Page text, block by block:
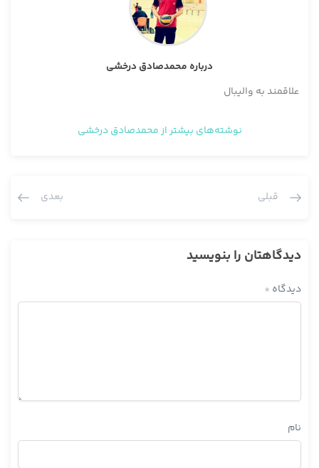
درباره محمدصادق درخشی
علاقمند به والیبال
نوشته‌های بیشتر از محمدصادق درخشی
قبلی بعدی
دیدگاهتان را بنویسید
دیدگاه *
نام